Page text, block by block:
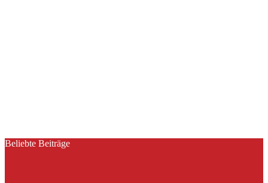
Beliebte Beiträge